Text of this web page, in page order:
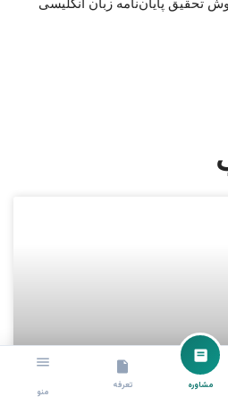
مشاوره تعرفه
منو
تحقیق پایان‌نامه زبان انگلیسی